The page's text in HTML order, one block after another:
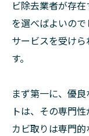
ビ除去業者が存
を選べばよいの
サービスを受け
す。
まず第一に、優
トは、その専門
カビ取りは専門